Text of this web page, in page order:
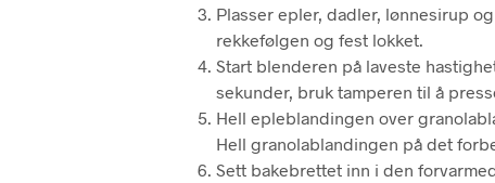
Plasser epler, dadler, lønnesirup
rekkefølgen og fest lokket.
Start blenderen på laveste
sekunder, bruk tamperen til å
Hell epleblandingen over
Hell granolablandingen på det
Sett bakebrettet inn i den